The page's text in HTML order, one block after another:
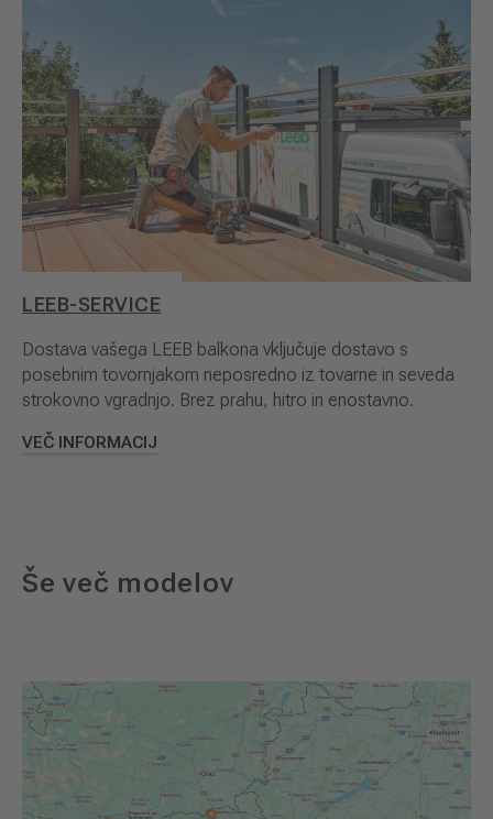
LEEB-SERVICE
Dostava vašega LEEB balkona vključuje dostavo s
posebnim tovornjakom neposredno iz tovarne in seveda
strokovno vgradnjo. Brez prahu, hitro in enostavno.
VEČ INFORMACIJ
Še več modelov